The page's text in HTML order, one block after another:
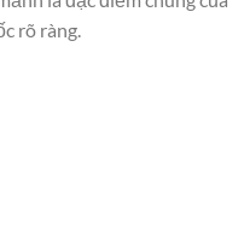
rõ ràng.